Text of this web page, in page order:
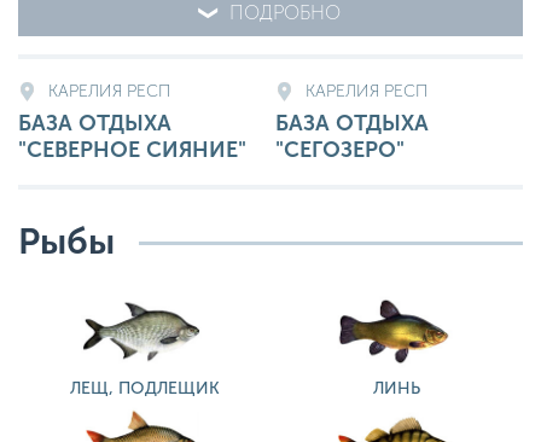
ПОДРОБНО
КАРЕЛИЯ РЕСП
БАЗА ОТДЫХА
"СЕВЕРНОЕ СИЯНИЕ"
КАРЕЛИЯ РЕСП
БАЗА ОТДЫХА
"СЕГОЗЕРО"
Рыбы
ЛЕЩ, ПОДЛЕЩИК ЛИНЬ